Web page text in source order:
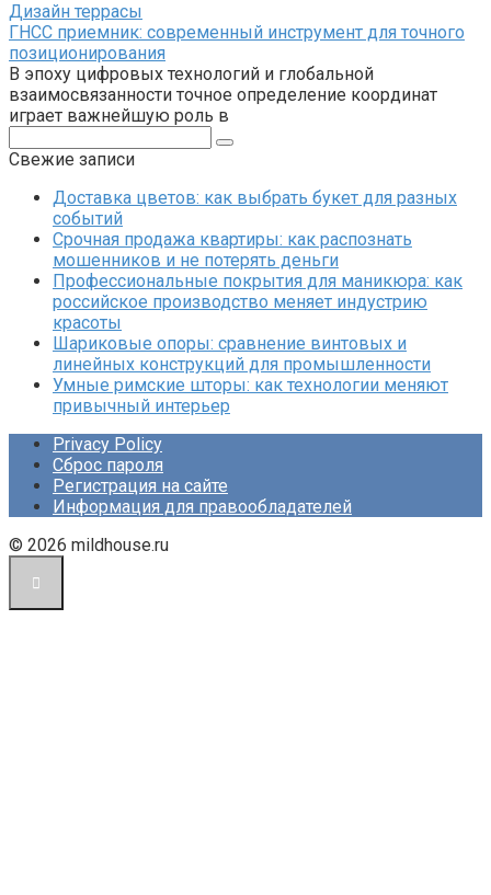
Дизайн террасы
ГНСС приемник: современный инструмент для точного
позиционирования
В эпоху цифровых технологий и глобальной
взаимосвязанности точное определение координат
играет важнейшую роль в
Свежие записи
Доставка цветов: как выбрать букет для разных
событий
Срочная продажа квартиры: как распознать
мошенников и не потерять деньги
Профессиональные покрытия для маникюра: как
российское производство меняет индустрию
красоты
Шариковые опоры: сравнение винтовых и
линейных конструкций для промышленности
Умные римские шторы: как технологии меняют
привычный интерьер
Privacy Policy
Сброс пароля
Регистрация на сайте
Информация для правообладателей
© 2026 mildhouse.ru